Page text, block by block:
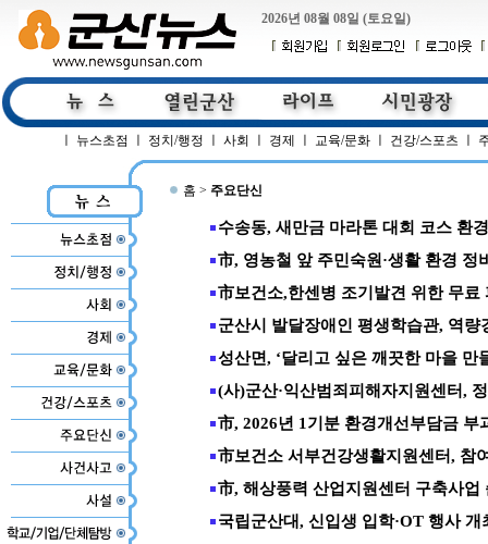
2026년 08월 08일 (토요일)
뉴스초점 정치/행정 사회 경제 교육/문화 건강/스포츠
홈 > 주요단신
수송동, 새만금 마라톤 대회 코스 환
市, 영농철 앞 주민숙원·생활 환경 정
市보건소,한센병 조기발견 위한 무료
군산시 발달장애인 평생학습관, 역량
성산면, ‘달리고 싶은 깨끗한 마을 만
(사)군산·익산범죄피해자지원센터,
市, 2026년 1기분 환경개선부담금 부
市보건소 서부건강생활지원센터, 참
市, 해상풍력 산업지원센터 구축사업
국립군산대, 신입생 입학·OT 행사 개